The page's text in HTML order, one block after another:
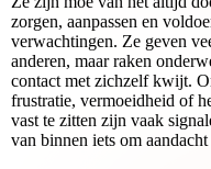
zorgen, aanpassen en
verwachtingen. Ze geven
anderen, maar raken
contact met zichzelf kwijt.
frustratie, vermoeidheid of
vast te zitten zijn vaak
van binnen iets om